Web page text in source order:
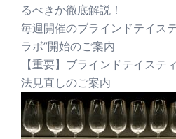
るべきか徹底解説！
毎週開催のブラインドテイス
ラボ”開始のご案内
【重要】ブラインドテイス
法見直しのご案内